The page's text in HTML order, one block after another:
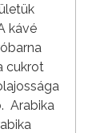
kávé
cukrot
Arabika